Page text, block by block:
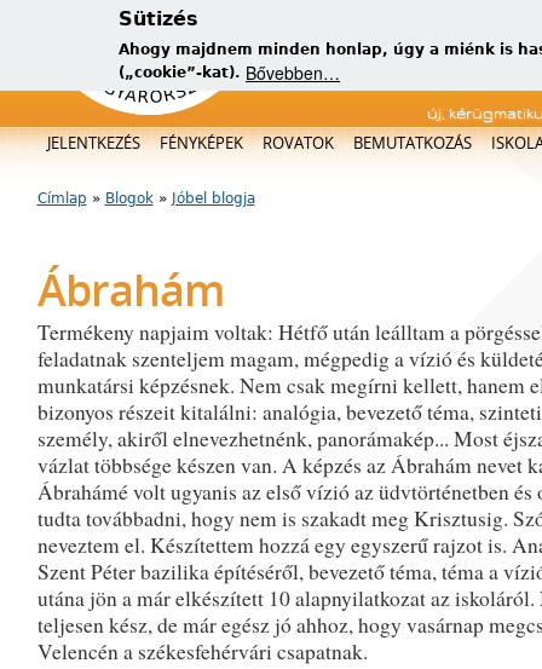
Sütizés
Ahogy majdnem minden honlap, úgy a miénk is
(„cookie”-kat). Bővebben…
új,
Főmenü
JELENTKEZÉS FÉNYKÉPEK ROVATOK BEMUTATKOZÁS
Jelenlegi hely
Címlap » Blogok» Jóbel blogja
Ábrahám
Termékeny napjaim voltak: Hétfő után leálltam a
feladatnak szenteljem magam, mégpedig a vízió és
munkatársi képzésnek. Nem csak megírni kellett, hanem
bizonyos részeit kitalálni: analógia, bevezető téma,
személy, akiről elnevezhetnénk, panorámakép... Most
vázlat többsége készen van. A képzés az Ábrahám nevet
Ábrahámé volt ugyanis az első vízió az üdvtörténetben és
tudta továbbadni, hogy nem is szakadt meg Krisztusig.
neveztem el. Készítettem hozzá egy egyszerű rajzot is.
Szent Péter bazilika építéséről, bevezető téma, téma a
utána jön a már elkészített 10 alapnyilatkozat az iskoláról.
teljesen kész, de már egész jó ahhoz, hogy vasárnap
Velencén a székesfehérvári csapatnak.